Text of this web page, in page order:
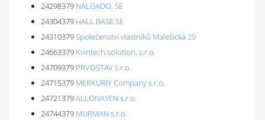
24298379 NALGADO, SE
24304379 HALL BASE SE
24310379Společenství vlastníků Malešická 29
24663379 Kvintech solution, s.r.o.
24709379 PRVOSTAV s.r.o.
24715379 MERKURIY Company s.r.o.
24721379ALLONAYEN s.r.o.
24744379 MURMAN s.r.o.